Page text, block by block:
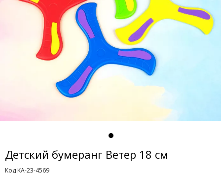
Детский бумеранг Ветер 18 см
Код KA-23-4569